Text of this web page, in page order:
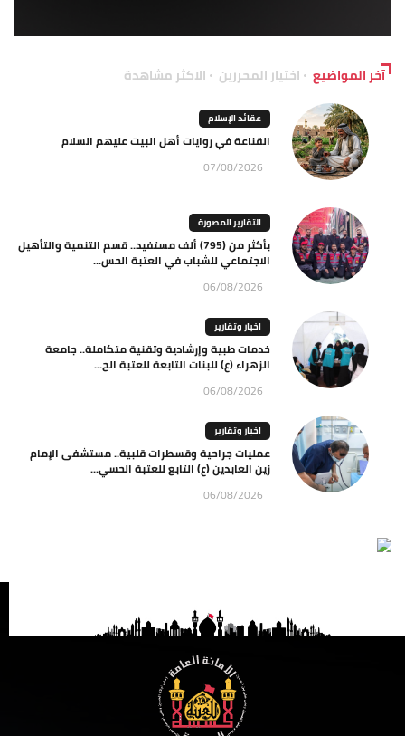
آخر المواضيع اختيار المحررين الاكثر مشاهدة
عقائد الإسلام
القناعة في روايات أهل البيت عليهم السلام
07/08/2026
التقارير المصورة
بأكثر من (795) ألف مستفيد.. قسم التنمية والتأهيل
الاجتماعي للشباب في العتبة الحس...
06/08/2026
اخبار وتقارير
خدمات طبية وإرشادية وتقنية متكاملة.. جامعة
الزهراء (ع) للبنات التابعة للعتبة الح...
06/08/2026
اخبار وتقارير
عمليات جراحية وقسطرات قلبية.. مستشفى الإمام
زين العابدين (ع) التابع للعتبة الحسي...
06/08/2026